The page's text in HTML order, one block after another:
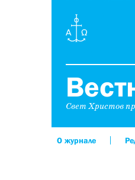
Свет Христов
О журнале